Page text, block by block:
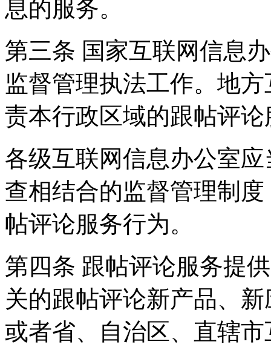
息的服务。
第三条 国家互联网信息
监督管理执法工作。地
责本行政区域的跟帖评
各级互联网信息办公室
查相结合的监督管理制
帖评论服务行为。
第四条 跟帖评论服务提
关的跟帖评论新产品、
或者省、自治区、直辖